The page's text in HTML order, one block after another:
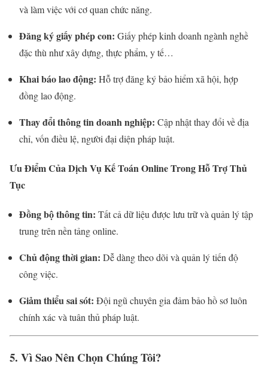
và làm việc với cơ quan chức năng.
Đăng ký giấy phép con: Giấy phép kinh doanh ngành nghề
đặc thù như xây dựng, thực phẩm, y tế…
Khai báo lao động: Hỗ trợ đăng ký bảo hiểm xã hội, hợp
đồng lao động.
Thay đổi thông tin doanh nghiệp: Cập nhật thay đổi về địa
chỉ, vốn điều lệ, người đại diện pháp luật.
Ưu Điểm Của Dịch Vụ Kế Toán Online Trong Hỗ Trợ Thủ
Tục
Đồng bộ thông tin: Tất cả dữ liệu được lưu trữ và quản lý tập
trung trên nền tảng online.
Chủ động thời gian: Dễ dàng theo dõi và quản lý tiến độ
công việc.
Giảm thiểu sai sót: Đội ngũ chuyên gia đảm bảo hồ sơ luôn
chính xác và tuân thủ pháp luật.
5. Vì Sao Nên Chọn Chúng Tôi?